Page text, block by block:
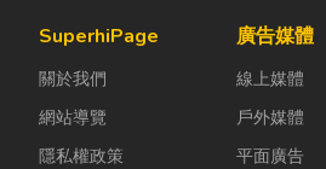
康與環保意識
香品產業也持
續轉型，從...
抓一雙幾十元
上場。 「運動
鞋就像...
SuperhiPage
關於我們
網站導覽
隱私權政策
廣告媒體
線上媒體
戶外媒體
平面廣告